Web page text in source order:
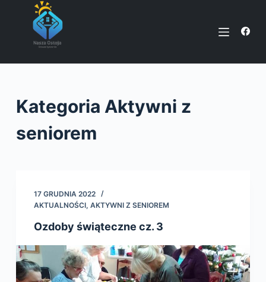
o
Kategoria Aktywni z
seniorem
17 GRUDNIA 2022
AKTUALNOŚCI, AKTYWNI Z SENIOREM
Ozdoby świąteczne cz. 3